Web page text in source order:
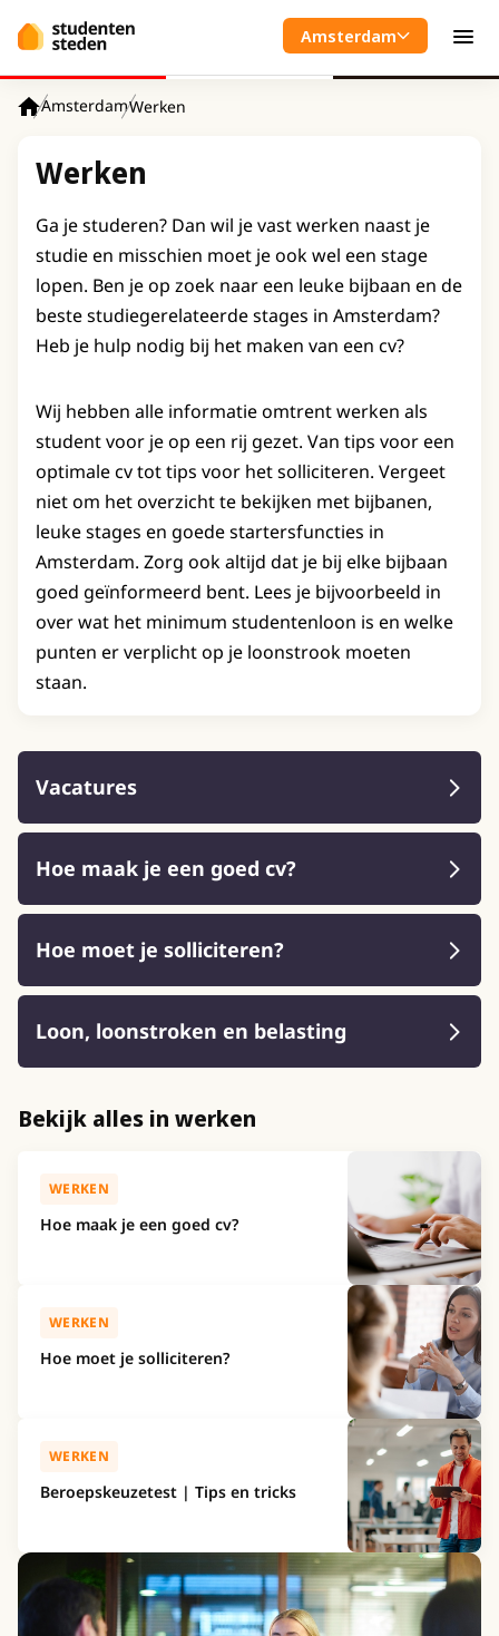
Amsterdam
AmsterdamWerken
Werken
Ga je studeren? Dan wil je vast werken naast je
studie en misschien moet je ook wel een stage
lopen. Ben je op zoek naar een leuke bijbaan en de
beste studiegerelateerde stages in Amsterdam?
Heb je hulp nodig bij het maken van een cv?
Wij hebben alle informatie omtrent werken als
student voor je op een rij gezet. Van tips voor een
optimale cv tot tips voor het solliciteren. Vergeet
niet om het overzicht te bekijken met bijbanen,
leuke stages en goede startersfuncties in
Amsterdam. Zorg ook altijd dat je bij elke bijbaan
goed geïnformeerd bent. Lees je bijvoorbeeld in
over wat het minimum studentenloon is en welke
punten er verplicht op je loonstrook moeten
staan.
Vacatures
Hoe maak je een goed cv?
Hoe moet je solliciteren?
Loon, loonstroken en belasting
Bekijk alles in werken
WERKEN
Hoe maak je een goed cv?
WERKEN
Hoe moet je solliciteren?
WERKEN
Beroepskeuzetest | Tips en tricks